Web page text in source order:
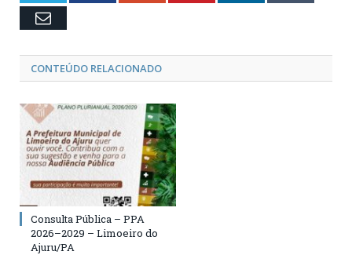
Email
CONTEÚDO RELACIONADO
Consulta Pública – PPA
2026–2029 – Limoeiro do
Ajuru/PA